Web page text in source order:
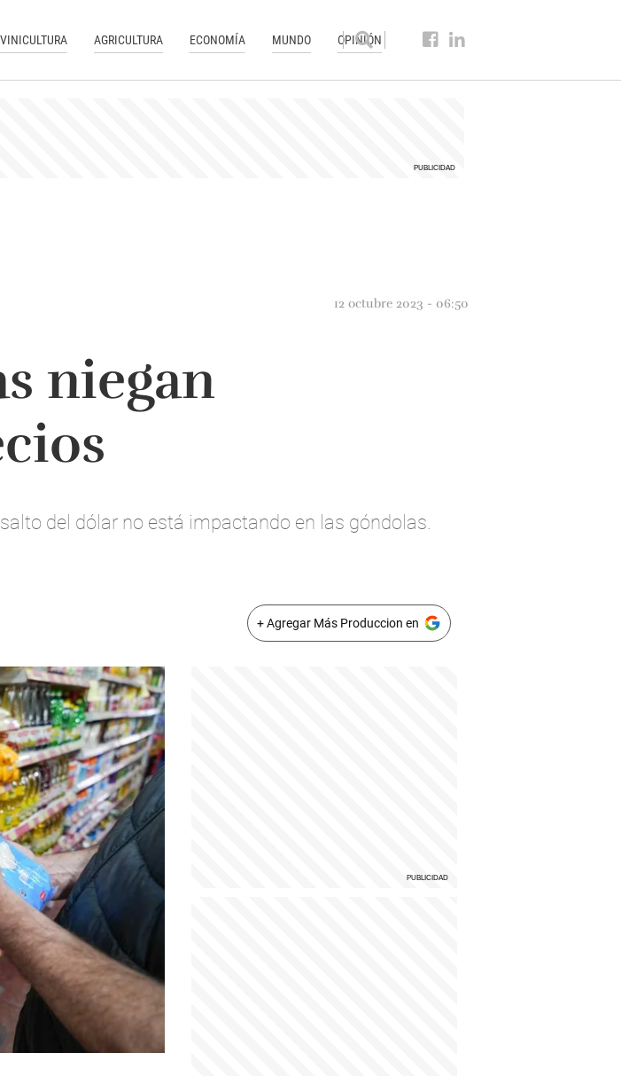
AGRICULTURA ECONOMÍA MUNDO OPINIÓN
12 octubre 2023 - 06:50
niegan
del dólar no está impactando en las góndolas.
+ Agregar Más Produccion en